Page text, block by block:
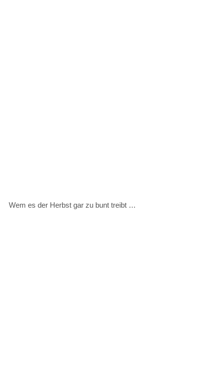
Wem es der Herbst gar zu bunt treibt …